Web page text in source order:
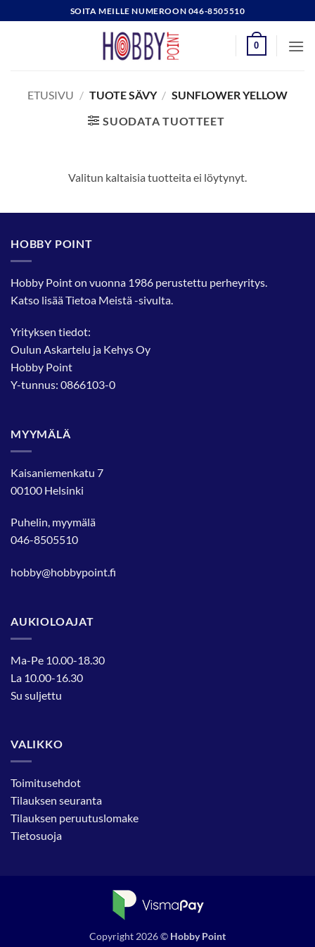
to
SOITA MEILLE NUMEROON 046-8505510
0
ETUSIVU / TUOTE SÄVY / SUNFLOWER YELLOW
SUODATA TUOTTEET
Valitun kaltaisia tuotteita ei löytynyt.
HOBBY POINT
Hobby Point on vuonna 1986 perustettu perheyritys.
Katso lisääTietoa Meistä-sivulta.
Yrityksen tiedot:
Oulun Askartelu ja Kehys Oy
Hobby Point
Y-tunnus: 0866103-0
MYYMÄLÄ
Kaisaniemenkatu 7
00100 Helsinki
Puhelin, myymälä
046-8505510
hobby@hobbypoint.fi
AUKIOLOAJAT
Ma-Pe 10.00-18.30
La 10.00-16.30
Su suljettu
VALIKKO
Toimitusehdot
Tilauksen seuranta
Tilauksen peruutuslomake
Tietosuoja
Copyright 2026 © Hobby Point